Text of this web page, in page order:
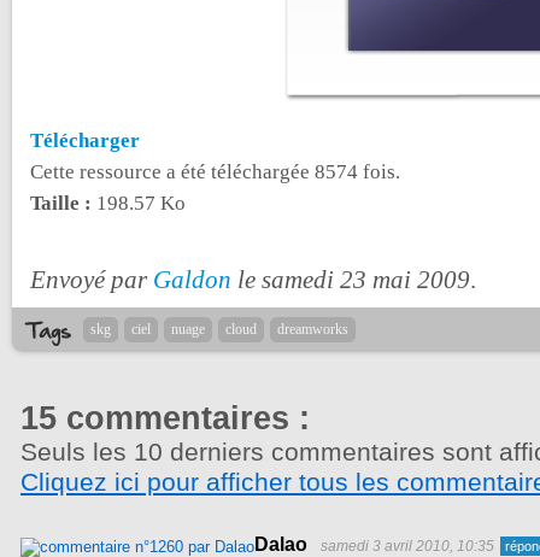
Télécharger
Cette ressource a été téléchargée 8574 fois.
Taille : 198.57 Ko
Envoyé par Galdon le samedi 23 mai 2009.
skg ciel nuage cloud dreamworks
15 commentaires :
Seuls les 10 derniers commentaires sont
Cliquez ici pour afficher tous les
Dalao samedi 3 avril 2010, 10:35